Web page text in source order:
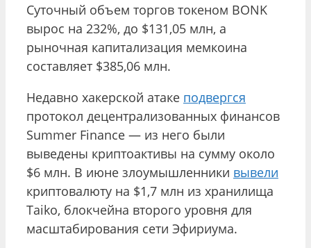
Суточный объем торгов токеном BONK
вырос на 232%, до $131,05 млн, а
рыночная капитализация мемкоина
составляет $385,06 млн.
Недавно хакерской атаке подвергся
протокол децентрализованных финансов
Summer Finance — из него были
выведены криптоактивы на сумму около
$6 млн. В июне злоумышленники вывели
криптовалюту на $1,7 млн из хранилища
Taiko, блокчейна второго уровня для
масштабирования сети Эфириума.